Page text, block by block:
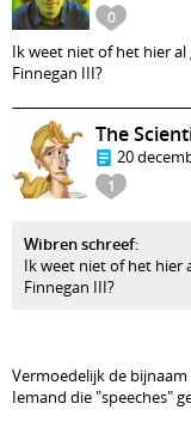
0
Ik weet niet of het hier al
Finnegan III?
1
The
20
Wibren schreef:
Ik weet niet of het hier
Finnegan III?
Vermoedelijk de
Iemand die "speeches"